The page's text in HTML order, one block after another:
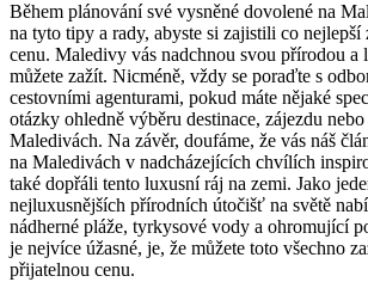
Během plánování své vysněné dovolené na
na tyto tipy a ‌rady, abyste​ si zajistili co nejlepší
cenu. Maledivy vás nadchnou svou přírodou a
můžete zažít. Nicméně, vždy se poraďte s
cestovními agenturami, pokud máte nějaké
otázky ohledně výběru destinace, zájezdu
Maledivách. Na⁣ závěr, doufáme, že vás náš
na⁤ Maledivách v nadcházejících chvílích
také dopřáli tento luxusní ráj ⁤na zemi. Jako
nejluxusnějších přírodních útočišť ⁢na světě
nádherné pláže, ⁢tyrkysové​ vody a ohromující
je nejvíce ⁤úžasné,​ je, že můžete toto ⁤všechno
přijatelnou cenu.